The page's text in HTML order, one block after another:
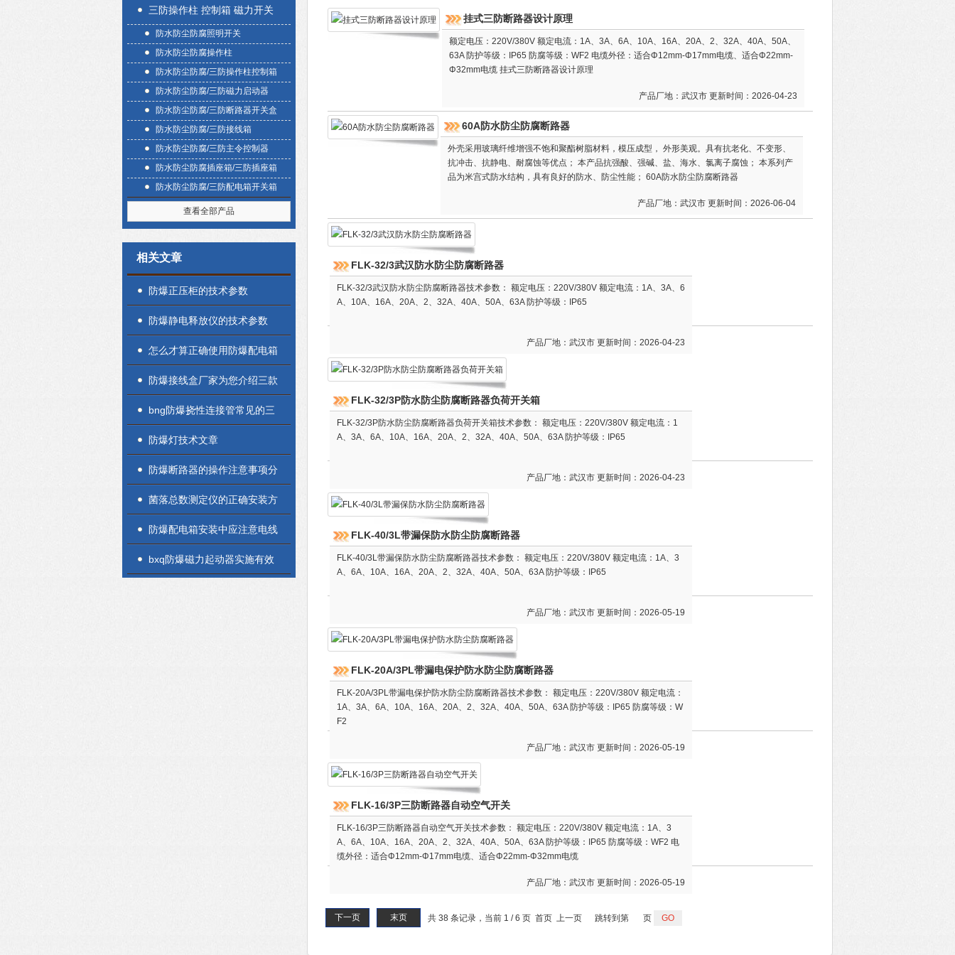
三防操作柱 控制箱 磁力开关
盒防水防尘防腐照明开关
防水防尘防腐操作柱
防水防尘防腐/三防操作柱控制箱
防水防尘防腐/三防磁力启动器
防水防尘防腐/三防断路器开关盒
防水防尘防腐/三防接线箱
防水防尘防腐/三防主令控制器
防水防尘防腐插座箱/三防插座箱
防水防尘防腐/三防配电箱开关箱
查看全部产品
相关文章
防爆正压柜的技术参数
防爆静电释放仪的技术参数
怎么才算正确使用防爆配电箱
防爆接线盒厂家为您介绍三款
不同的产品区别
bng防爆挠性连接管常见的三
种材质说明
防爆灯技术文章
防爆断路器的操作注意事项分
享
菌落总数测定仪的正确安装方
法全解析，新手也能轻松上手
防爆配电箱安装中应注意电线
的连接
bxq防爆磁力起动器实施有效
挂式三防断路器设计原理
额定电压：220V/380V 额定电流：1A、3A、6A、10A、16A、20A、2、32A、40A、50A、
63A 防护等级：IP65 防腐等级：WF2 电缆外径：适合Φ12mm-Φ17mm电缆、适合Φ22mm-
Φ32mm电缆 挂式三防断路器设计原理
产品厂地：武汉市 更新时间：2026-04-23
60A防水防尘防腐断路器
外壳采用玻璃纤维增强不饱和聚酯树脂材料，模压成型， 外形美观。具有抗老化、不变形、
抗冲击、抗静电、耐腐蚀等优点； 本产品抗强酸、强碱、盐、海水、氯离子腐蚀； 本系列产
品为米宫式防水结构，具有良好的防水、防尘性能； 60A防水防尘防腐断路器
产品厂地：武汉市 更新时间：2026-06-04
FLK-32/3武汉防水防尘防腐断路器
FLK-32/3武汉防水防尘防腐断路器技术参数： 额定电压：220V/380V 额定电流：1A、3A、6
A、10A、16A、20A、2、32A、40A、50A、63A 防护等级：IP65
产品厂地：武汉市 更新时间：2026-04-23
FLK-32/3P防水防尘防腐断路器负荷开关箱
FLK-32/3P防水防尘防腐断路器负荷开关箱技术参数： 额定电压：220V/380V 额定电流：1
A、3A、6A、10A、16A、20A、2、32A、40A、50A、63A 防护等级：IP65
产品厂地：武汉市 更新时间：2026-04-23
FLK-40/3L带漏保防水防尘防腐断路器
FLK-40/3L带漏保防水防尘防腐断路器技术参数： 额定电压：220V/380V 额定电流：1A、3
A、6A、10A、16A、20A、2、32A、40A、50A、63A 防护等级：IP65
产品厂地：武汉市 更新时间：2026-05-19
FLK-20A/3PL带漏电保护防水防尘防腐断路器
FLK-20A/3PL带漏电保护防水防尘防腐断路器技术参数： 额定电压：220V/380V 额定电流：
1A、3A、6A、10A、16A、20A、2、32A、40A、50A、63A 防护等级：IP65 防腐等级：W
F2
产品厂地：武汉市 更新时间：2026-05-19
FLK-16/3P三防断路器自动空气开关
FLK-16/3P三防断路器自动空气开关技术参数： 额定电压：220V/380V 额定电流：1A、3
A、6A、10A、16A、20A、2、32A、40A、50A、63A 防护等级：IP65 防腐等级：WF2 电
缆外径：适合Φ12mm-Φ17mm电缆、适合Φ22mm-Φ32mm电缆
产品厂地：武汉市 更新时间：2026-05-19
共 38 条记录，当前 1 / 6 页 首页 上一页
下一页 末页 跳转到第 页